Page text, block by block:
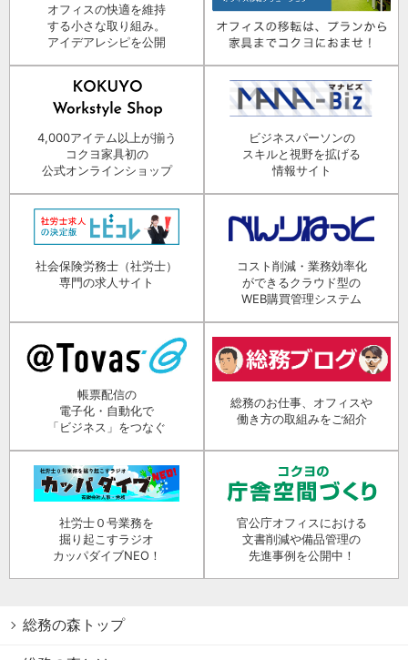
オフィスの快適を維持
する小さな取り組み。
アイデアレシピを公開
4,000アイテム以上が揃う
コクヨ家具初の
公式オンラインショップ
ビジネスパーソンの
スキルと視野を拡げる
情報サイト
社会保険労務士（社労士）
専門の求人サイト
コスト削減・業務効率化
ができるクラウド型の
WEB購買管理システム
帳票配信の
電子化・自動化で
「ビジネス」をつなぐ
総務のお仕事、オフィスや
働き方の取組みをご紹介
社労士０号業務を
掘り起こすラジオ
カッパダイブNEO！
官公庁オフィスにおける
文書削減や備品管理の
先進事例を公開中！
総務の森トップ